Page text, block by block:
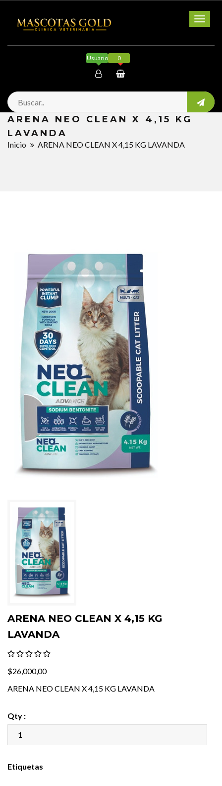
Usuario
Salir
0
ARENA NEO CLEAN X 4,15 KG
LAVANDA
Inicio ARENA NEO CLEAN X 4,15 KG LAVANDA
ARENA NEO CLEAN X 4,15 KG
LAVANDA
$26,000,00
ARENA NEO CLEAN X 4,15 KG LAVANDA
Qty :
Etiquetas